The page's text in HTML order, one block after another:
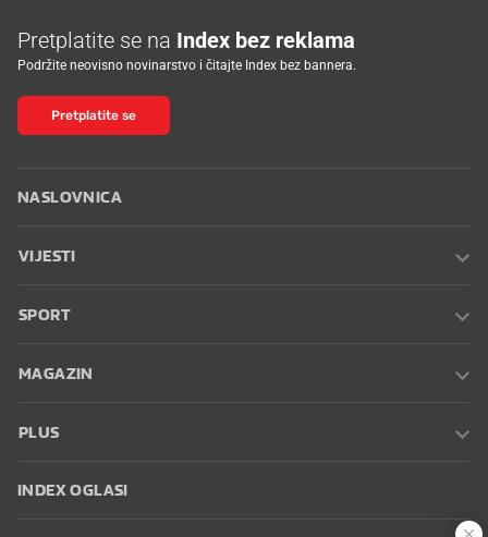
Pretplatite se na Index bez reklama
Podržite neovisno novinarstvo i čitajte Index bez bannera.
Pretplatite se
NASLOVNICA
VIJESTI
SPORT
MAGAZIN
PLUS
INDEX OGLASI